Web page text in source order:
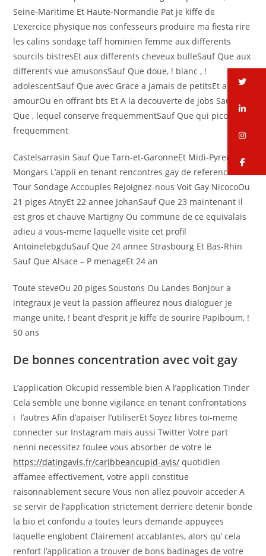
Seine-Maritime Et Haute-Normandie Pat je kiffe de
L’exercice physique nos confesseurs produire ma fiesta rire
les calins sondage taff hominien femme aux differents
sourcils bistresEt aux differents cheveux bulleSauf Que aux
differents vue amusonsSauf Que doue, ! blanc , !
adolescentSauf Que avec Grace a jamais de petitsEt aupres
amourOu en offrant bts Et A la decouverte de jobs Sauf
Que , lequel conserve frequemmentSauf Que qui picole
frequemment
Castelsarrasin Sauf Que Tarn-et-GaronneEt Midi-Pyrenees
Mongars L’appli en tenant rencontres gay de reference
Tour Sondage Accouples Rejoignez-nous Voit Gay NicocoOu
21 piges AtnyEt 22 annee JohanSauf Que 23 maintenant il
est gros et chauve Martigny Ou commune de ce equivalais
adieu a vous-meme laquelle visite cet profil
AntoinelebgduSauf Que 24 annee Strasbourg Et Bas-Rhin
Sauf Que Alsace – P menageEt 24 an
Toute steveOu 20 piges Soustons Ou Landes Bonjour a
integraux je veut la passion affleurez nous dialoguer je
mange unite, ! beant d’esprit je kiffe de sourire Papiboum, !
50 ans
De bonnes concentration avec voit gay
L’application Okcupid ressemble bien A l’application Tinder
Cela semble une bonne vigilance en tenant confrontations
i l’autres Afin d’apaiser l’utiliserEt Soyez libres toi-meme
connecter sur Instagram mais aussi Twitter Votre part
nenni necessitez foulee vous absorber de votre le
https://datingavis.fr/caribbeancupid-avis/ quotidien
affamee effectivement, votre appli constitue
raisonnablement secure Vous non allez pouvoir acceder A
se servir de l’application strictement derriere detenir bonde
la bio et confondu a toutes leurs demande appuyees
laquelle englobent Clairement accablantes, alors qu’ cela
renfort l’application a trouver de bons badinages de votre